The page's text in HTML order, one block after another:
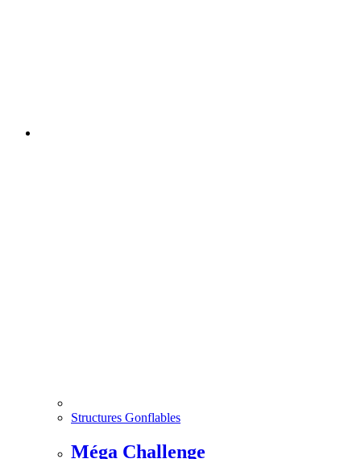
Structures Gonflables
Méga Challenge